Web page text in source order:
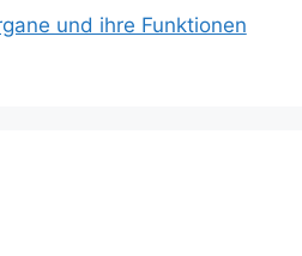
und ihre Funktionen